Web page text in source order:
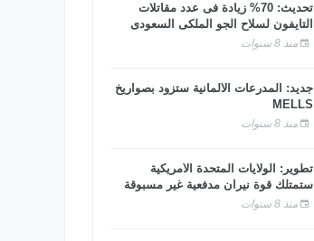
تحديث: 70% زيادة فى عدد مقاتلات
التايفون لسلاح الجو الملكى السعودى
منذ 8 سنوات
جديد: المدرعات الألمانية ستزود بصواريخ
MELLS
منذ 8 سنوات
تطوير: الولايات المتحدة الأمريكية
ستمتلك قوة نيران مدفعية غير مسبوقة
منذ 8 سنوات